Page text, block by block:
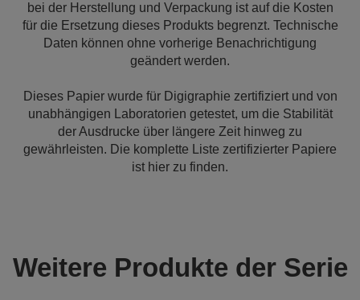
bei der Herstellung und Verpackung ist auf die Kosten
für die Ersetzung dieses Produkts begrenzt. Technische
Daten können ohne vorherige Benachrichtigung
geändert werden.
Dieses Papier wurde für Digigraphie zertifiziert und von
unabhängigen Laboratorien getestet, um die Stabilität
der Ausdrucke über längere Zeit hinweg zu
gewährleisten. Die komplette Liste zertifizierter Papiere
ist hier zu finden.
Weitere Produkte der Serie